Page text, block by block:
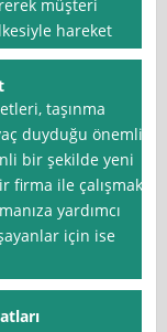
müşteri
hareket
taşınma
duyduğu önemli
bir şekilde yeni
firma ile çalışmak,
yardımcı
için ise